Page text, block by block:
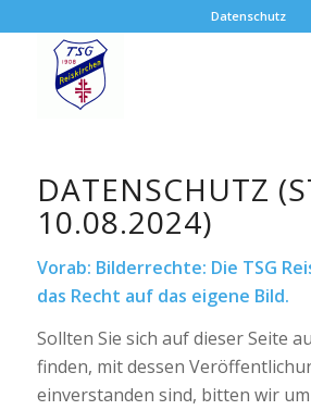
Datenschutz
DATENSCHUTZ
10.08.2024)
Vorab: Bilderrechte: Die TSG
das Recht auf das eigene Bild.
Sollten Sie sich auf dieser Seite
finden, mit dessen
einverstanden sind, bitten wir